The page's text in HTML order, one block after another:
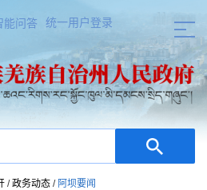
能问答 统一用户登录
/政务动态 / 阿坝要闻